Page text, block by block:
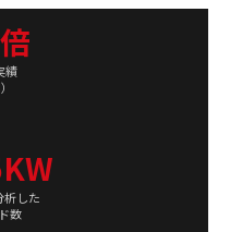
績
析した
数